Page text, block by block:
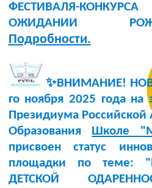
ФЕСТИВАЛЯ-
ОЖИДАНИИ
Подробности.
✨ВНИМАНИЕ!
го ноября 2025 годана
Президиума
Образования Школе
присвоен статус
площадки по теме:
ДЕТСКОЙ